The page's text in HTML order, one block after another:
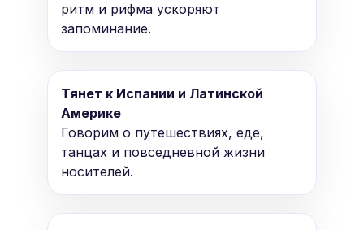
ритм и рифма ускоряют
запоминание.
Тянет к Испании и Латинской
Америке
Говорим о путешествиях, еде,
танцах и повседневной жизни
носителей.